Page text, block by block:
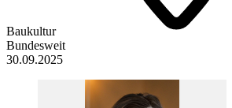
Baukultur
Bundesweit
30.09.2025